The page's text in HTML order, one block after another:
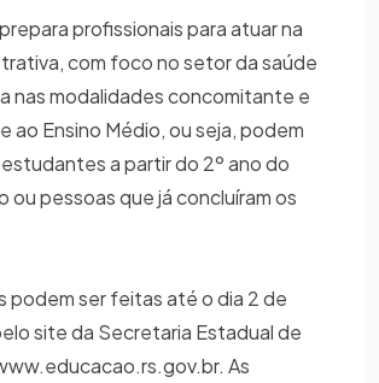
profissionais para atuar na
com foco no setor da saúde
nas modalidades concomitante e
ao Ensino Médio, ou seja, podem
a partir do 2º ano do
ou pessoas que já concluíram os
podem ser feitas até o dia 2 de
site da Secretaria Estadual de
As